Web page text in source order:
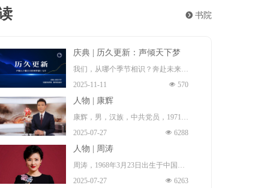
뀹 书院
庆典 | 历久更新：声倾天下梦
我们，从哪个季节相识？奔赴未来！
这一程夏冬往复，风月浸染群山与长
河。遍经天光夜色，梦想永远年轻。
而热爱，更新。
声倾天下播音主持网梦想十九年：历
넶 570
2025-11-11
人物 | 康辉
康辉，男，汉族，中共党员，1971年
1月17日出生 （一说，1972年出
生 ），祖籍中国河北省石家庄市无
极县 ，本科毕业于中国传媒大学播
넶 6288
2025-07-27
人物 | 周涛
周涛，1968年3月23日出生于中国安
徽省淮南市田家庵区 ，毕业于北京
넶 6263
2025-07-27